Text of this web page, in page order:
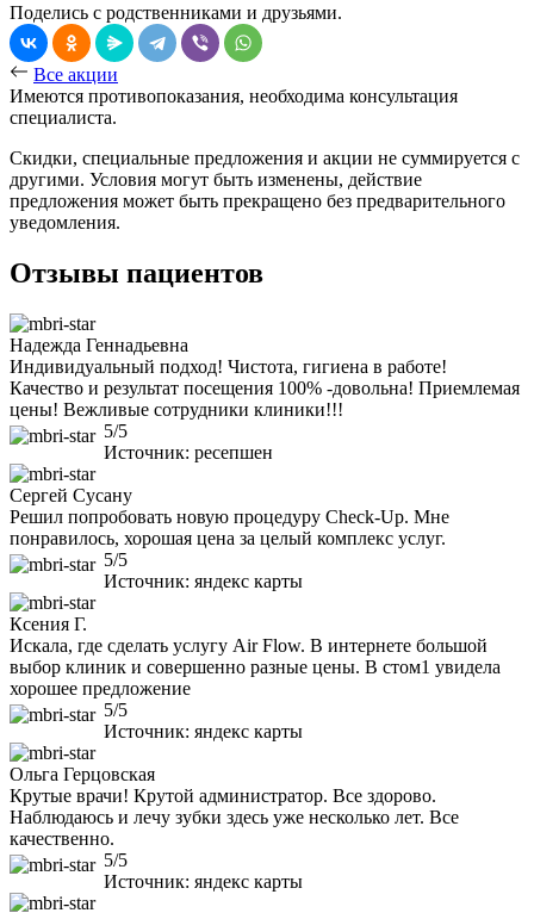
Поделись с родственниками и друзьями.
Все акции
Имеются противопоказания, необходима консультация
специалиста.
Скидки, специальные предложения и акции не суммируется с
другими. Условия могут быть изменены, действие
предложения может быть прекращено без предварительного
уведомления.
Отзывы пациентов
Надежда Геннадьевна
Индивидуальный подход! Чистота, гигиена в работе!
Качество и результат посещения 100% -довольна! Приемлемая
цены! Вежливые сотрудники клиники!!!
5/5
Источник: ресепшен
Сергей Сусану
Решил попробовать новую процедуру Check-Up. Мне
понравилось, хорошая цена за целый комплекс услуг.
5/5
Источник: яндекс карты
Ксения Г.
Искала, где сделать услугу Air Flow. В интернете большой
выбор клиник и совершенно разные цены. В стом1 увидела
хорошее предложение
5/5
Источник: яндекс карты
Ольга Герцовская
Крутые врачи! Крутой администратор. Все здорово.
Наблюдаюсь и лечу зубки здесь уже несколько лет. Все
качественно.
5/5
Источник: яндекс карты